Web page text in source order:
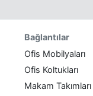
Bağlantılar
Ofis Mobilyaları
Ofis Koltukları
Makam Takımları